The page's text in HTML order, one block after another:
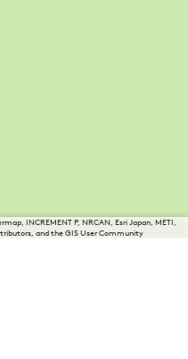
INCREMENT P, NRCAN, Esri Japan, METI,
and the GIS User Community